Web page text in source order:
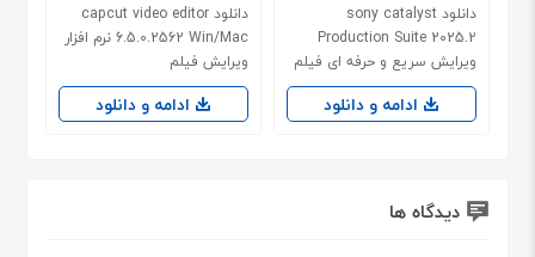
دانلود sony catalyst
Production Suite 2025.2
ویرایش سریع و حرفه ای فیلم
ادامه و دانلود
دانلود capcut video editor
6.5.0.2562 Win/Mac نرم افزار
ویرایش فیلم
ادامه و دانلود
دیدگاه ها